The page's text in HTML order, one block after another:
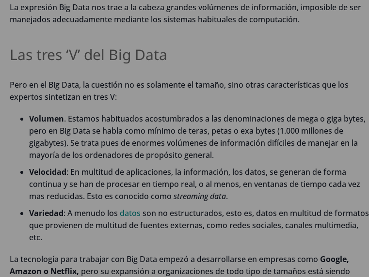
La expresión Big Data nos trae a la cabeza grandes volúmenes de información, imposible de ser
manejados adecuadamente mediante los sistemas habituales de computación.
Las tres ‘V’ del Big Data
Pero en el Big Data, la cuestión no es solamente el tamaño, sino otras características que los
expertos sintetizan en tres V:
Volumen. Estamos habituados acostumbrados a las denominaciones de mega o giga bytes,
pero en Big Data se habla como mínimo de teras, petas o exa bytes (1.000 millones de
gigabytes). Se trata pues de enormes volúmenes de información difíciles de manejar en la
mayoría de los ordenadores de propósito general.
Velocidad: En multitud de aplicaciones, la información, los datos, se generan de forma
continua y se han de procesar en tiempo real, o al menos, en ventanas de tiempo cada vez
mas reducidas. Esto es conocido como streaming data.
Variedad: A menudo los datos son no estructurados, esto es, datos en multitud de formatos
que provienen de multitud de fuentes externas, como redes sociales, canales multimedia,
etc.
La tecnología para trabajar con Big Data empezó a desarrollarse en empresas como Google,
Amazon o Netflix, pero su expansión a organizaciones de todo tipo de tamaños está siendo